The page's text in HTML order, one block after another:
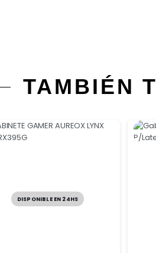
TAMBIÉN
DISPONIBLE EN 24HS